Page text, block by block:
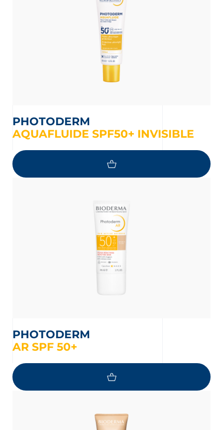
PHOTODERM
AQUAFLUIDE SPF50+ INVISIBLE
PHOTODERM
AR SPF 50+